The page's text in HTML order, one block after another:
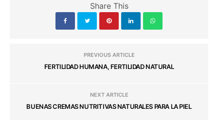
Share This
PREVIOUS ARTICLE
FERTILIDAD HUMANA, FERTILIDAD NATURAL
NEXT ARTICLE
BUENAS CREMAS NUTRITIVAS NATURALES PARA LA PIEL